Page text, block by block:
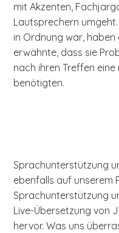
mit Akzenten,
Lautsprechern
in Ordnung war,
erwähnte, dass sie
nach ihren Treffen
benötigten.
Sprachunterstützung
ebenfalls auf unserem
Sprachunterstützung
Live-Übersetzung von
hervor. Was uns